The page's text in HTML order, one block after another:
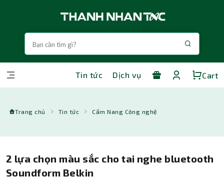
Tin tức Dịch vụ Cart
Trang chủ Tin tức Cẩm Nang Công nghệ
2 lựa chọn màu sắc cho tai nghe bluetooth
Soundform Belkin